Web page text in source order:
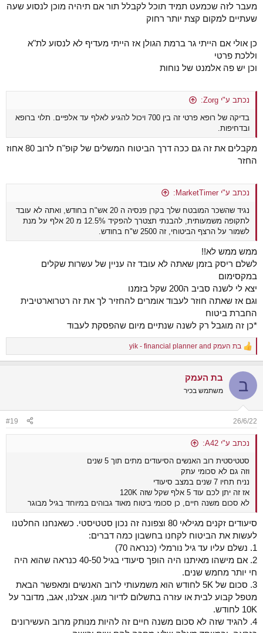
מעבר לזה שכמעט תמיד תוכל לקבלל תור אם תיהיה מוכן לנסוע שעה
שעתיים למקום קצת יותר רחוק
כן אולי אם הייתי גר ברמת הגולן אז הייתי מעדיף לא לנסוע לת"א
וללכת פרטי
וכן יש פה אלמנט של נוחות
נכתב ע"י Zorg:
בדיקה של רופא פרטי זה בין 700 ויכול להגיע לאלף עד אלפיים. תלוי ברופא
ובדחיפות.
מקבלים את זה גם ככה דרך הביטוח המשלים של קופ"ח לרוב 80 אחוז
החזר
נכתב ע"י MarketTimer:
נגיד שהשכר המובטח שלך בקרן פנסיה ה 20 אש"ח בחודש, ואתה לא עובד
לתקופה משמעותית, להבנתי תצטרך להפקיד 12.5% מ 20 אלף על מנת
לשמור על הרצף הביטוחי, זה 2500 ש"ח בחודש.
ממש ממש לא!!
לשלם ריסק בזמן שאתה לא עובד זה עניין של עשרות שקלים
במקסימום
יצא לי לשנה סביב ה200 שקל בזמנו
וגם אז שאתה חוזר לעבוד אומרים להחזיר לך את זה רטרוארטיבית
החברת ביטוח
*כן זה מוגבל רק לשנה שנתיים מיום שהפסקת לעבוד
R
e
c
i
s
:
בת העמק yik - financial planner
ב בת העמק
משתמש בכיר
26/6/22
#19
נכתב ע"י A42:
סטטיסטית רוב האנשים הסיעודים מתים תוך 5 שנים
וזה גם לא סכומי עתק
נניח תחיו 7 שנים במצב סיעודי
אז זה יתן לכם עוד 5 אלף שקל שזה 120K
לא סכום משנה חיים, כן סכומי ביטוח מאוד גבוהים במיוחד בגיל מבוגר
סיעודים זקנים מגילאי 80 וצפונה זה נכון סטטיסטי. כשאנחנו החלטנו
לעשות את הביטוח לקחנו בחשבון כמה דברים:
1. נשלם עליו עד גיל נורמלי (כנראה 70)
2. אם מישהו מאיתנו היה הופך סיעודי בגיל 40-50 כנראה שהוא היה
חי יותר מחמש שנים.
3. סכום של 5K לחודש הוא משמעותי לרוב האנשים ומאפשר הבאת
מטפל קבוע לבית או עזרה בתשלום לדיור מוגן. אצלנו, אגב, מדובר על
10K לחודש.
4. להגיד שזה לא סכום משנה חיים זה להיות מנותק מרוב העשירונים